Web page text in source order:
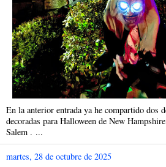
En la anterior entrada ya he compartido dos
decoradas para Halloween de New
Salem . ...
martes, 28 de octubre de 2025